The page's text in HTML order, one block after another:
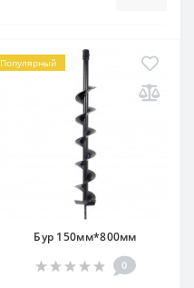
Популярный
Бур 150мм*800мм
0